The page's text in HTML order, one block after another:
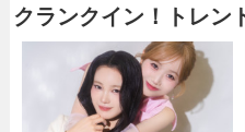
クランクイン！トレ